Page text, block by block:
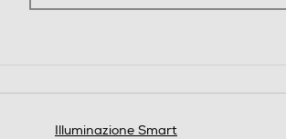
Illuminazione Smart